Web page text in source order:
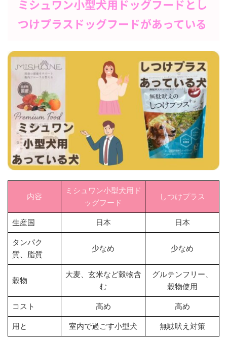
ミシュワン小型犬用ドッグフードとし
つけプラスドッグフードがあっている
内容
ミシュワン小型犬用ド
ッグフード
しつけプラス
生産国 日本 日本
タンパク
質、脂質
少なめ 少なめ
穀物
大麦、玄米など穀物含
む
グルテンフリー、
穀物使用
コスト 高め 高め
用と 室内で過ごす小型犬 無駄吠え対策